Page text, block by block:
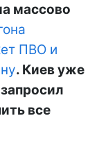
массово
ПВО и
. Киев уже
все